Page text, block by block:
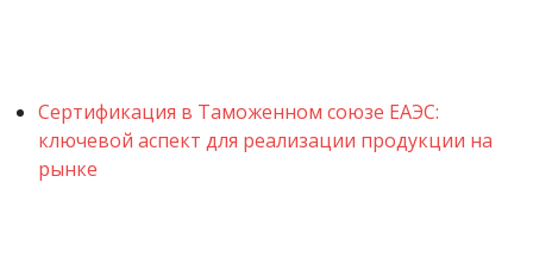
Сертификация в Таможенном союзе ЕАЭС:
ключевой аспект для реализации продукции на
рынке